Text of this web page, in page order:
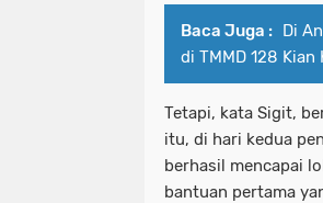
Baca Juga : Di
di TMMD 128
Tetapi, kata Sigit,
itu, di hari kedua
berhasil mencapai
bantuan pertama